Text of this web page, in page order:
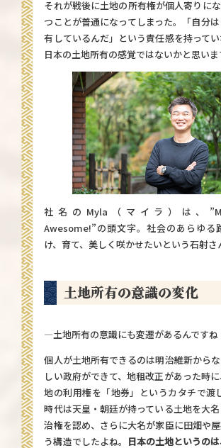
それが戦後に土地の所有権が個人寄りに
つことが普通になってしまった。「自分
有しているんだ」という責任感を持って
日本の土地所有の感覚ではないかと思いま
社名のMyla（マイラ）は、
Awesome!”の頭文字。社会のあらゆる
け、育て、美しく咲かせたいという石射さ
土地所有の意識の変化
—土地所有の意識にも変遷があるんですね
個人が土地所有できるのは明治維新から
しい政府ができて、地租改正があった時
地の利用権を「地券」というカタチで渡
時代は天皇・朝廷が持っている土地を大
治権を認め、さらに大名が家臣に田畑や
う構造でしたよね。 日本の土地というの